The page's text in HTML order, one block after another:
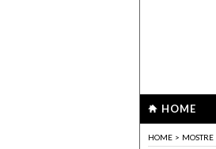
HOME
HOME > MOSTRE